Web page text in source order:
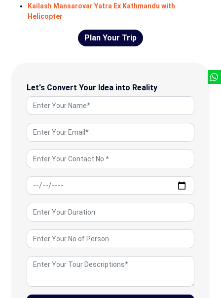
Kailash Mansarovar Yatra Ex Kathmandu with
Helicopter
Plan Your Trip
Let's Convert Your Idea into Reality